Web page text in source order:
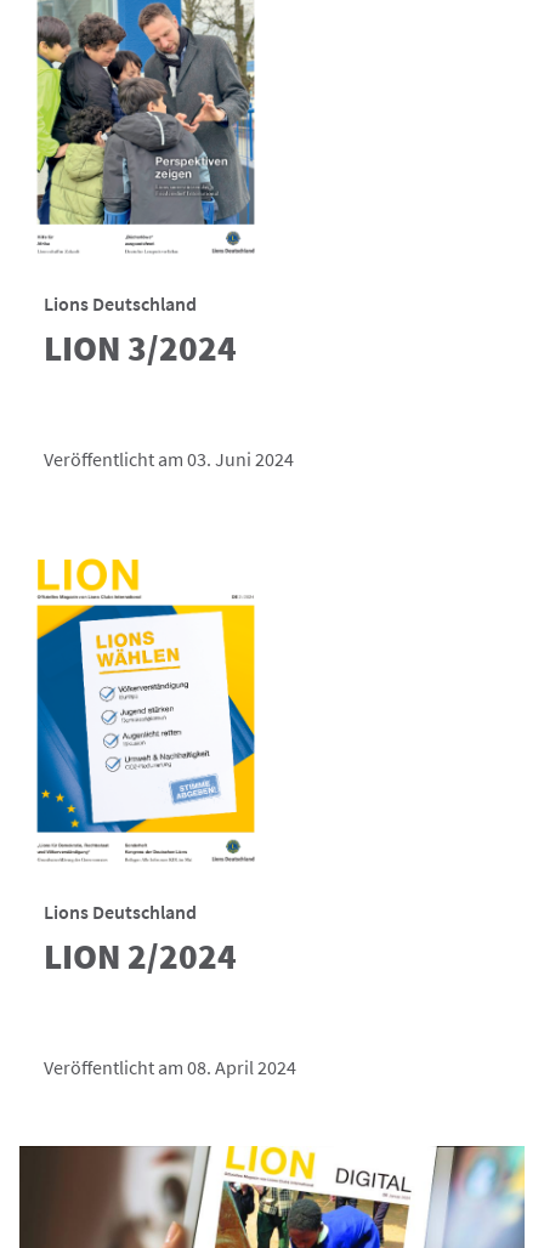
Lions Deutschland
LION 3/2024
Veröffentlicht am 03. Juni 2024
Lions Deutschland
LION 2/2024
Veröffentlicht am 08. April 2024